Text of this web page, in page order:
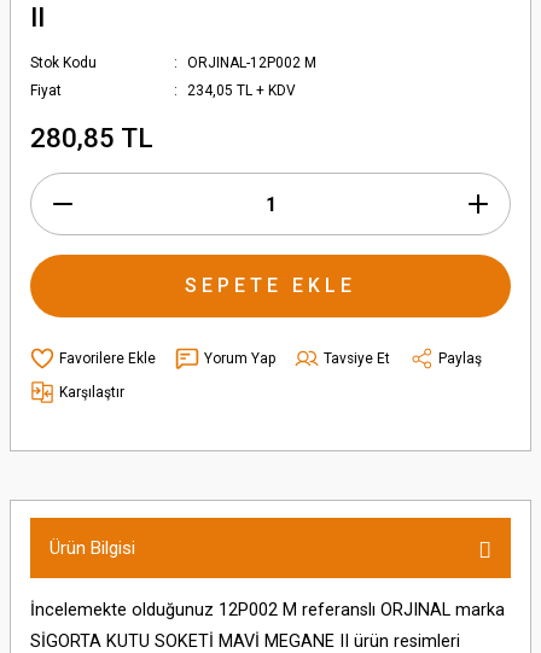
II
Stok Kodu
ORJINAL-12P002 M
Fiyat
234,05 TL + KDV
280,85 TL
SEPETE EKLE
Yorum Yap Tavsiye Et
Paylaş
Karşılaştır
Ürün Bilgisi
İncelemekte olduğunuz 12P002 M referanslı ORJINAL marka
SİGORTA KUTU SOKETİ MAVİ MEGANE II ürün resimleri